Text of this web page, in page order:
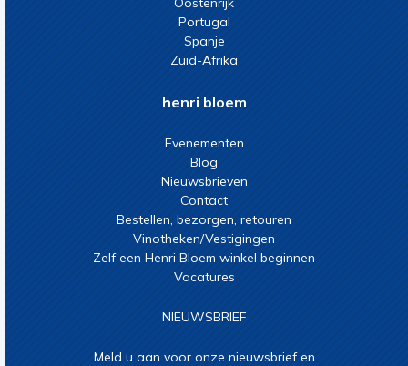
Portugal
Spanje
Zuid-Afrika
henri bloem
Evenementen
Blog
Nieuwsbrieven
Contact
Bestellen, bezorgen, retouren
Vinotheken/Vestigingen
Zelf een Henri Bloem winkel beginnen
Vacatures
NIEUWSBRIEF
Meld u aan voor onze nieuwsbrief en